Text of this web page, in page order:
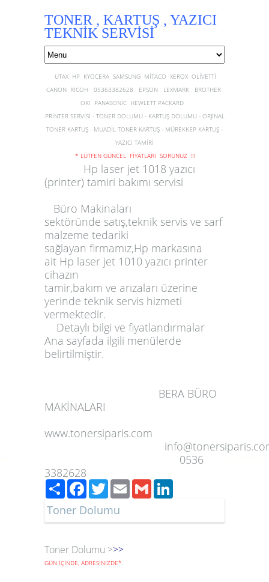
TONER , KARTUŞ , YAZICI
TEKNİK SERVİSİ
UTAX HP KYOCERA SAMSUNG MİTACO XEROX OLİVETTİ
CANON RİCOH 05363382628 EPSON LEXMARK BROTHER
OKİ PANASONİC HEWLETT PACKARD
PRİNTER SERVİSİ - TONER DOLUMU - KARTUŞ DOLUMU - ORJİNAL
TONER KARTUŞ - MUADİL TONER KARTUŞ - MÜREKKEP KARTUŞ -
YAZICI TAMİRİ
* LÜTFEN GÜNCEL FİYATLARI SORUNUZ !!!
Hp laser jet 1018 yazıcı
(printer) tamiri bakımı servisi
Büro Makinaları
sektöründe satış,teknik servis ve sarf
malzeme tedariki
sağlayan firmamız,Hp markasına
ait Hp laser jet 1010 yazıcı printer
cihazın
tamir,bakım ve arızaları üzerine
yerinde teknik servis hizmeti
vermektedir.
Detaylı bilgi ve fiyatlandırmalar
Ana sayfada ilgili menülerde
belirtilmiştir.
BERA BÜRO
MAKİNALARI
www.tonersiparis.com
0536
3382628
PaylaşFacebook
TwitterEmailGmail
Toner Dolumu
Toner Dolumu >>>
GÜN İÇİNDE, ADRESİNİZDE*.